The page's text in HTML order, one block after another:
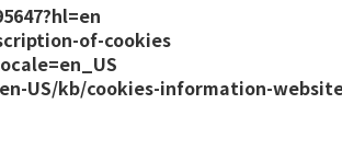
of-cookies
information-websites-